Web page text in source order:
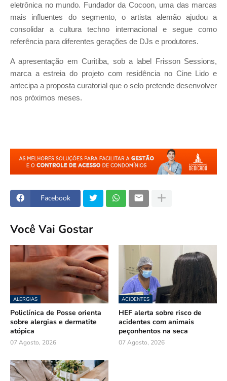
eletrônica no mundo. Fundador da Cocoon, uma das marcas
mais influentes do segmento, o artista alemão ajudou a
consolidar a cultura techno internacional e segue como
referência para diferentes gerações de DJs e produtores.
A apresentação em Curitiba, sob a label Frisson Sessions,
marca a estreia do projeto com residência no Cine Lido e
antecipa a proposta curatorial que o selo pretende desenvolver
nos próximos meses.
Facebook
Você Vai Gostar
ALERGIAS
Policlínica de Posse orienta
sobre alergias e dermatite
atópica
07 Agosto, 2026
ACIDENTES
HEF alerta sobre risco de
acidentes com animais
peçonhentos na seca
07 Agosto, 2026